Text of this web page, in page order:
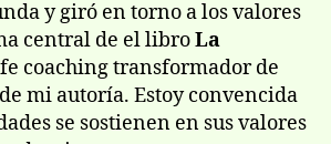
y giró en torno a los valores
central de el libroLa
coaching transformador de
mi autoría. Estoy convencida
se sostienen en sus valores